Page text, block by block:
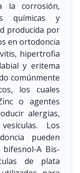
la corrosión,
químicas y
producida por
en ortodoncia
hipertrofia
y eritema
comúnmente
los cuales
o agentes
alergias,
Los
pueden
A Bis-
de plata